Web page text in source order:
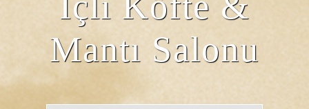
Mantı Salonu